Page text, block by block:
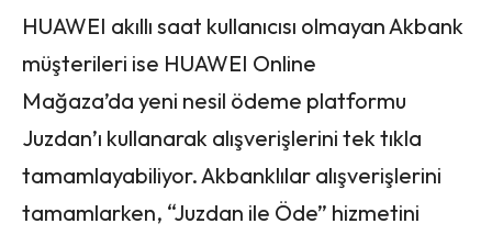
HUAWEI akıllı saat kullanıcısı olmayan Akbank
müşterileri ise HUAWEI Online
Mağaza’da yeni nesil ödeme platformu
Juzdan’ı kullanarak alışverişlerini tek tıkla
tamamlayabiliyor. Akbanklılar alışverişlerini
tamamlarken, “Juzdan ile Öde” hizmetini